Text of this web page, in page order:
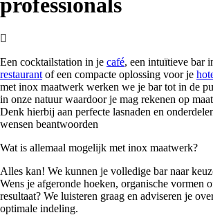
professionals
Een cocktailstation in je café, een intuïtieve bar
restaurant of een compacte oplossing voor je
met inox maatwerk werken we je bar tot in de
in onze natuur waardoor je mag rekenen op
Denk hierbij aan perfecte lasnaden en
wensen beantwoorden
Wat is allemaal mogelijk met inox maatwerk?
Alles kan! We kunnen je volledige bar naar
Wens je afgeronde hoeken, organische vormen
resultaat? We luisteren graag en adviseren je
optimale indeling.